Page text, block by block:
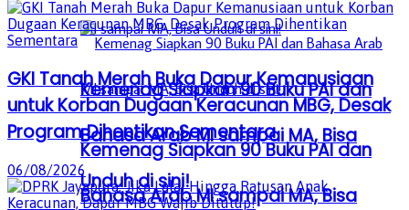
Kemenag Siapkan 90 Buku PAI dan
Bahasa Arab MI sampai MA, Bisa
Unduh di sini!
Kemenag Siapkan 90 Buku PAI dan
Bahasa Arab MI sampai MA, Bisa
GKI Tanah Merah Buka Dapur Kemanusiaan
untuk Korban Dugaan Keracunan MBG, Desak
Program Dihentikan Sementara
06/08/2026